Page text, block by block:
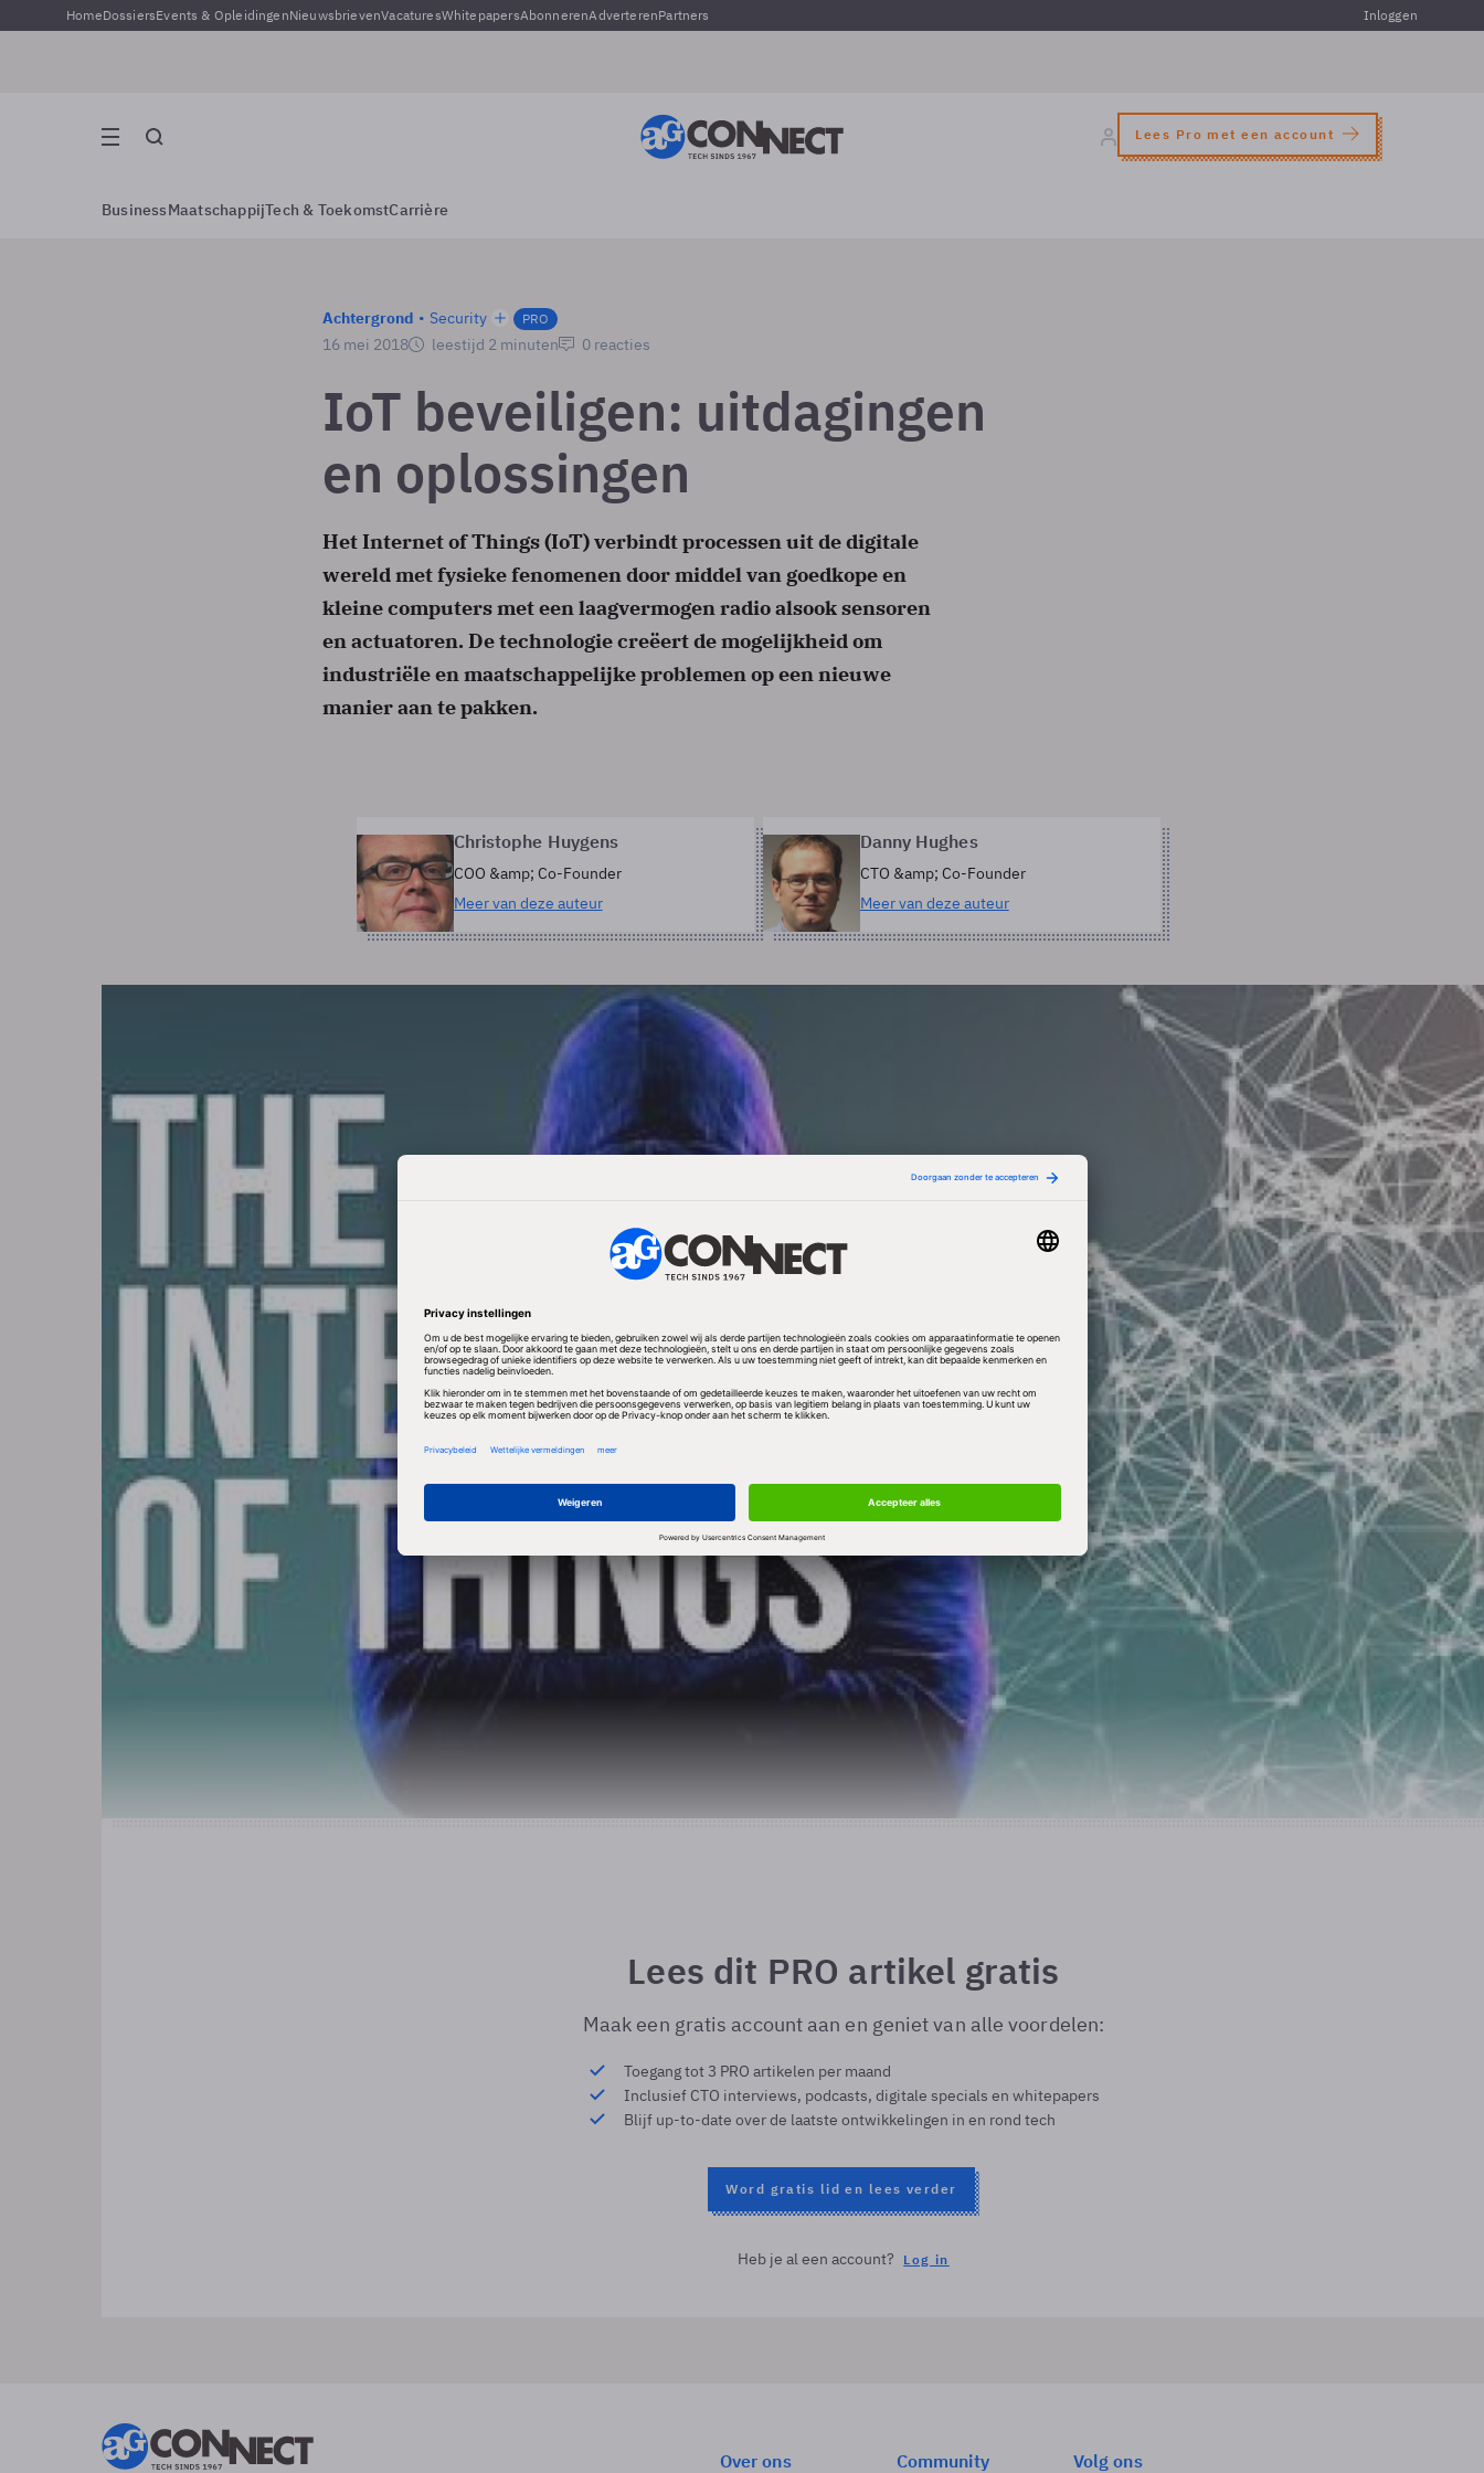
HomeDossiersEvents & OpleidingenNieuwsbrievenVacaturesWhitepapersAbonnerenAdverterenPartners Inloggen
Lees Pro met een account
BusinessMaatschappijTech & ToekomstCarrière
Achtergrond Security PRO
16 mei 2018 leestijd 2 minuten 0 reacties
IoT beveiligen: uitdagingen
en oplossingen
Het Internet of Things (IoT) verbindt processen uit de digitale
wereld met fysieke fenomenen door middel van goedkope en
kleine computers met een laagvermogen radio alsook sensoren
en actuatoren. De technologie creëert de mogelijkheid om
industriële en maatschappelijke problemen op een nieuwe
manier aan te pakken.
Christophe Huygens
COO &amp; Co-Founder
Meer van deze auteur
Danny Hughes
CTO &amp; Co-Founder
Meer van deze auteur
Lees dit PRO artikel gratis
Maak een gratis account aan en geniet van alle voordelen:
Toegang tot 3 PRO artikelen per maand
Inclusief CTO interviews, podcasts, digitale specials en whitepapers
Blijf up-to-date over de laatste ontwikkelingen in en rond tech
Word gratis lid en lees verder
Heb je al een account? Log in
Over ons Community Volg ons